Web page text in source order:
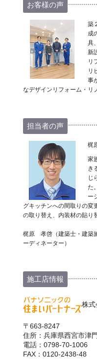
お客様の声
築
成
具
新
リ
リ
事
なデザインリフォーム・リ
担当者の声
梶
家
き
じ
た
ー
グキッチンへの間取りの変
の取り替え、内装材の貼り
梶原 孝啓（建築士・建築
ーディネーター）
施工店情報
株
〒663-8247
住所：兵庫県西宮市津
電話：0798-70-1006
FAX：0120-2438-48